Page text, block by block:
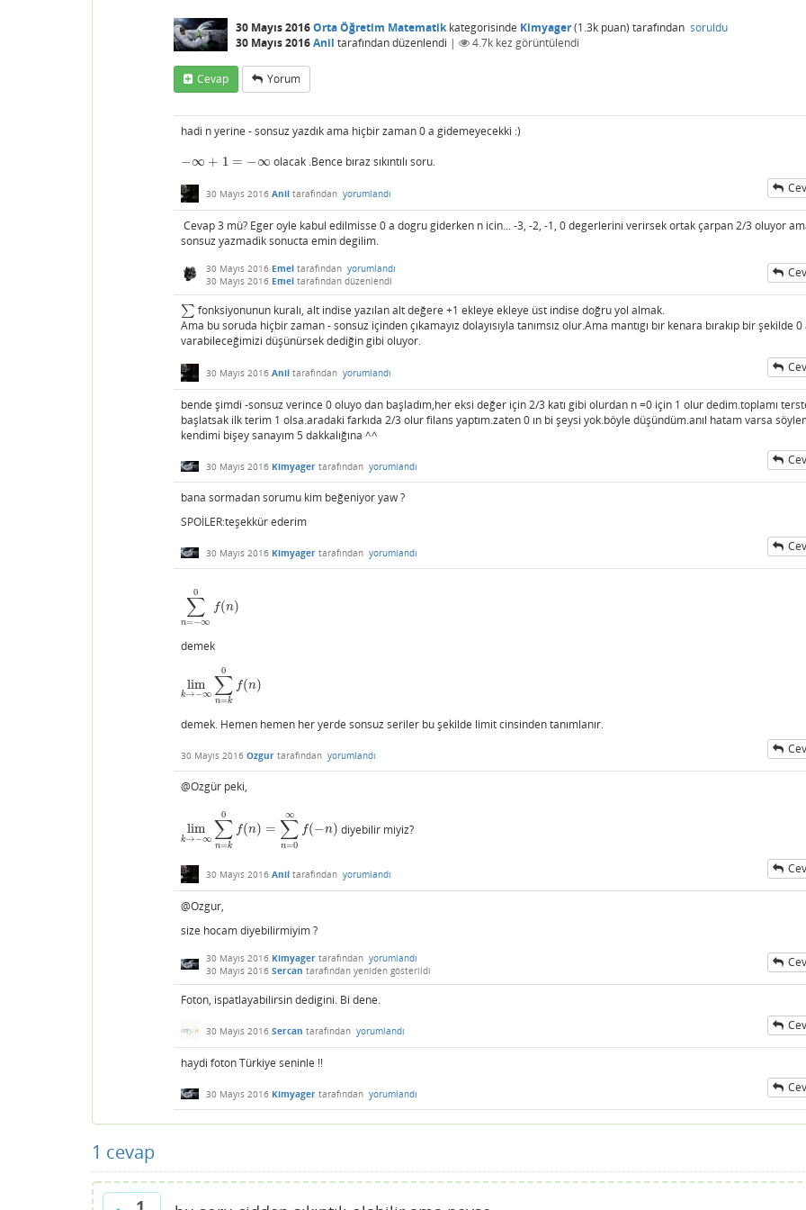
30 Mayıs 2016Orta Öğretim Matematikkategorisinde Kimyager(1.3k puan) tarafından soruldu
30 Mayıs 2016Anil tarafındandüzenlendi | 4.7k kez görüntülendi
Cevap Yorum
hadi n yerine - sonsuz yazdık ama hiçbir zaman 0 a gidemeyecekki :)
−∞ + 1 = −∞
−∞+1 =− ∞ olacak .Bence bıraz sıkıntılı soru.
30 Mayıs 2016 Anil tarafından yorumlandı
Cevap 3 mü? Eger oyle kabul edilmisse 0 a dogru giderken n icin... -3, -2, -1, 0 degerlerini verirsek ortak çarpan 2/3 oluyor
sonsuz yazmadik sonucta emin degilim.
30 Mayıs 2016 Emel tarafından yorumlandı
30 Mayıs 2016 Emel tarafından düzenlendi
∑
∑
fonksiyonunun kuralı, alt indise yazılan alt değere +1 ekleye ekleye üst indise doğru yol almak.
Ama bu soruda hiçbir zaman - sonsuz içinden çıkamayız dolayısıyla tanımsız olur.Ama mantıgı bır kenara bırakıp bir şekilde 0
varabileceğimizi düşünürsek dediğin gibi oluyor.
30 Mayıs 2016 Anil tarafından yorumlandı
bende şimdi -sonsuz verince 0 oluyo dan başladım,her eksi değer için 2/3 katı gibi olurdan n =0 için 1 olur dedim.toplamı
başlatsak ilk terim 1 olsa.aradaki farkıda 2/3 olur filans yaptım.zaten 0 ın bi şeysi yok.böyle düşündüm.anıl hatam varsa
kendimi bişey sanayım 5 dakkalığına ^^
30 Mayıs 2016 Kimyager tarafından yorumlandı
bana sormadan sorumu kim beğeniyor yaw ?
SPOİLER:teşekkür ederim
30 Mayıs 2016 Kimyager tarafından yorumlandı
∑
n=−∞
0
f(n)
∑n= − 0f(n)
demek
lim
k→−∞ ∑
n=k
0
f(n)
limk→ −∞ ∑ n=k0f
demek. Hemen hemen her yerde sonsuz seriler bu şekilde limit cinsinden tanımlanır.
30 Mayıs 2016 Ozgur tarafından yorumlandı
@Ozgür peki,
lim
k→−∞ ∑
n=k
0
f(n) = ∑
n=0
∞
f(−n)
limk→ −∞ ∑ n=k0f n)= ∑n = 0∞f(−n) diyebilir miyiz?
30 Mayıs 2016 Anil tarafından yorumlandı
@Ozgur,
size hocam diyebilirmiyim ?
30 Mayıs 2016 Kimyager tarafından yorumlandı
30 Mayıs 2016 Sercan tarafından yeniden gösterildi
Foton, ispatlayabilirsin dedigini. Bi dene.
30 Mayıs 2016 Sercan tarafından yorumlandı
haydi foton Türkiye seninle !!
30 Mayıs 2016 Kimyager tarafından yorumlandı
1 cevap